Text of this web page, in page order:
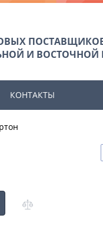
И ВОСТОЧНОЙ
КОНТАКТЫ